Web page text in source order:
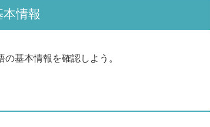
情報
基本情報を確認しよう。